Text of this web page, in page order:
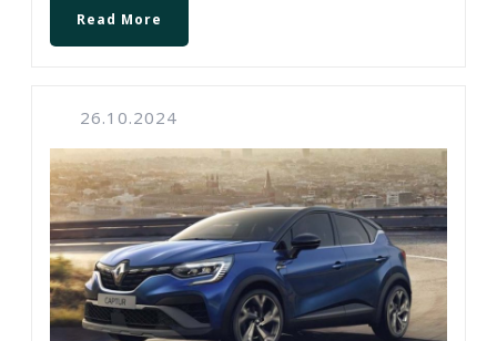
Read More
26.10.2024